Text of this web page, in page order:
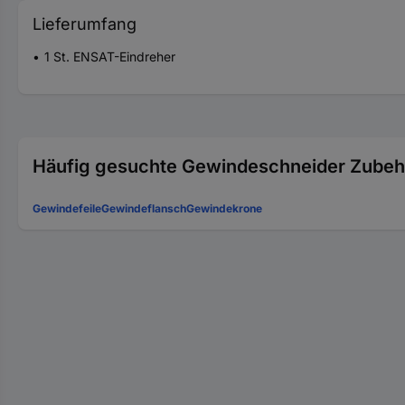
Lieferumfang
1 St. ENSAT-Eindreher
Häufig gesuchte Gewindeschneider
GewindefeileGewindeflanschGewindekrone